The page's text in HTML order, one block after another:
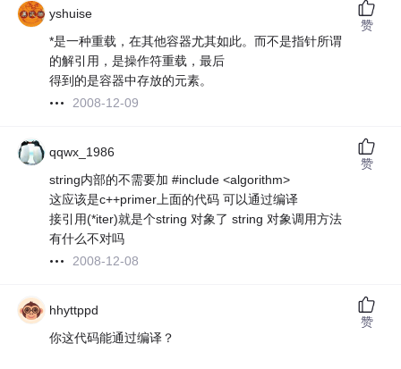
yshuise
*是一种重载，在其他容器尤其如此。而不是指针所谓
的解引用，是操作符重载，最后
得到的是容器中存放的元素。
2008-12-09
赞
qqwx_1986
string内部的不需要加 #include <algorithm>
这应该是c++primer上面的代码 可以通过编译
接引用(*iter)就是个string 对象了 string 对象调用方法
有什么不对吗
2008-12-08
赞
hhyttppd
你这代码能通过编译？
赞